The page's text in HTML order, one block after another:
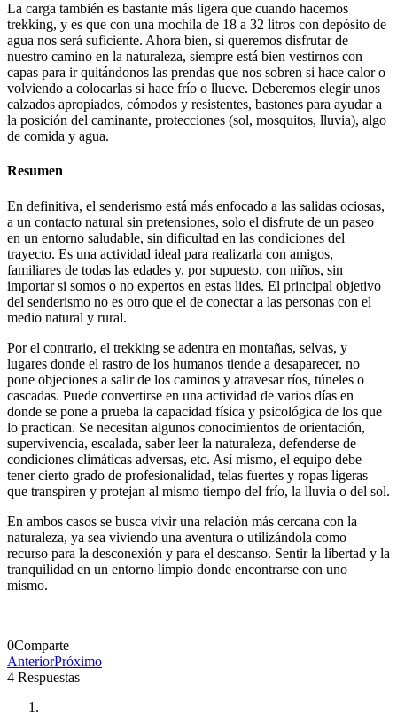
La carga también es bastante más ligera que cuando hacemos
trekking, y es que con una mochila de 18 a 32 litros con depósito de
agua nos será suficiente. Ahora bien, si queremos disfrutar de
nuestro camino en la naturaleza, siempre está bien vestirnos con
capas para ir quitándonos las prendas que nos sobren si hace calor o
volviendo a colocarlas si hace frío o llueve. Deberemos elegir unos
calzados apropiados, cómodos y resistentes, bastones para ayudar a
la posición del caminante, protecciones (sol, mosquitos, lluvia), algo
de comida y agua.
Resumen
En definitiva, el senderismo está más enfocado a las salidas ociosas,
a un contacto natural sin pretensiones, solo el disfrute de un paseo
en un entorno saludable, sin dificultad en las condiciones del
trayecto. Es una actividad ideal para realizarla con amigos,
familiares de todas las edades y, por supuesto, con niños, sin
importar si somos o no expertos en estas lides. El principal objetivo
del senderismo no es otro que el de conectar a las personas con el
medio natural y rural.
Por el contrario, el trekking se adentra en montañas, selvas, y
lugares donde el rastro de los humanos tiende a desaparecer, no
pone objeciones a salir de los caminos y atravesar ríos, túneles o
cascadas. Puede convertirse en una actividad de varios días en
donde se pone a prueba la capacidad física y psicológica de los que
lo practican. Se necesitan algunos conocimientos de orientación,
supervivencia, escalada, saber leer la naturaleza, defenderse de
condiciones climáticas adversas, etc. Así mismo, el equipo debe
tener cierto grado de profesionalidad, telas fuertes y ropas ligeras
que transpiren y protejan al mismo tiempo del frío, la lluvia o del sol.
En ambos casos se busca vivir una relación más cercana con la
naturaleza, ya sea viviendo una aventura o utilizándola como
recurso para la desconexión y para el descanso. Sentir la libertad y la
tranquilidad en un entorno limpio donde encontrarse con uno
mismo.
0Comparte
AnteriorPróximo
4 Respuestas